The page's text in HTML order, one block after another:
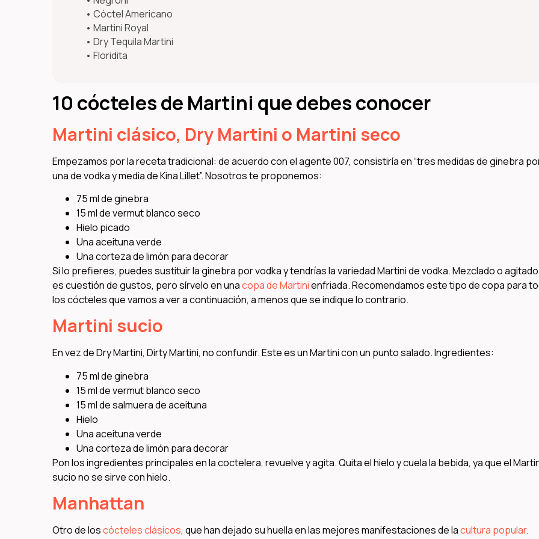
Cóctel Americano
Martini Royal
Dry Tequila Martini
Floridita
10 cócteles de Martini que debes conocer
Martini clásico, Dry Martini o Martini seco
Empezamos por la receta tradicional: de acuerdo con el agente 007, consistiría en “tres medidas de ginebra
una de vodka y media de Kina Lillet”. Nosotros te proponemos:
75 ml de ginebra
15 ml de vermut blanco seco
Hielo picado
Una aceituna verde
Una corteza de limón para decorar
Si lo prefieres, puedes sustituir la ginebra por vodka y tendrías la variedad Martini de vodka. Mezclado o
es cuestión de gustos, pero sírvelo en unacopa de Martinienfriada. Recomendamos este tipo de copa para
los cócteles que vamos a ver a continuación, a menos que se indique lo contrario.
Martini sucio
En vez de Dry Martini, Dirty Martini, no confundir. Este es un Martini con un punto salado. Ingredientes:
75 ml de ginebra
15 ml de vermut blanco seco
15 ml de salmuera de aceituna
Hielo
Una aceituna verde
Una corteza de limón para decorar
Pon los ingredientes principales en la coctelera, revuelve y agita. Quita el hielo y cuela la bebida, ya que el
sucio no se sirve con hielo.
Manhattan
Otro de loscócteles clásicos, que han dejado su huella en las mejores manifestaciones de lacultura popular.